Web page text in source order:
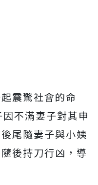
震驚社會的命
不滿妻子對其申
尾隨妻子與小姨
後持刀行凶，導